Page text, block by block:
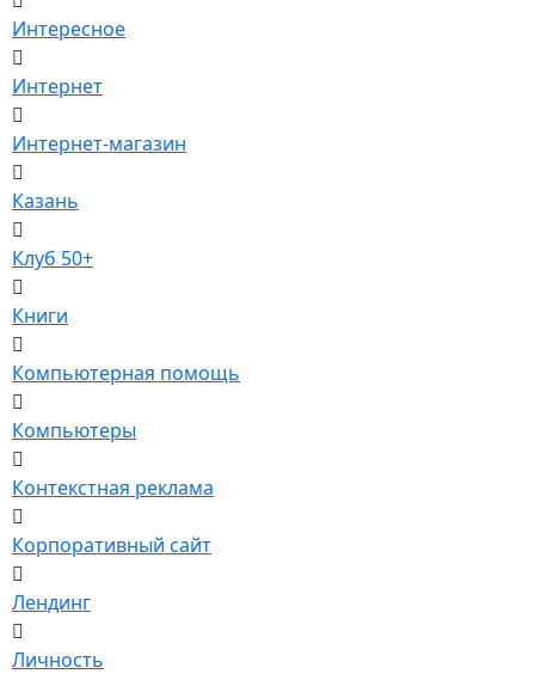
Интересное
Интернет
Интернет-магазин
Казань
Клуб 50+
Книги
Компьютерная помощь
Компьютеры
Контекстная реклама
Корпоративный сайт
Лендинг
Личность